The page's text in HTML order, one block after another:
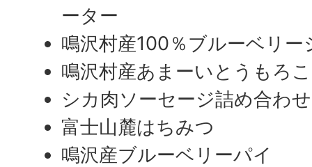
ーター
鳴沢村産100％ブルーベリー
鳴沢村産あまーいとうもろ
シカ肉ソーセージ詰め合わせ
富士山麓はちみつ
鳴沢産ブルーベリーパイ